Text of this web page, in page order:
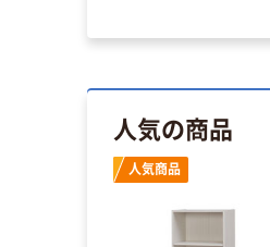
人気の商品
人気商品